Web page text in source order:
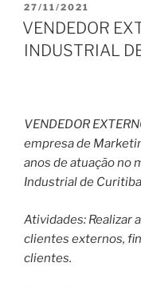
PUBLICADO
EM
27/11/2021
VENDEDOR
INDUSTRIAL
VENDEDOR
empresa de
anos de atuação no
Industrial de
Atividades: Realizar
clientes externos,
clientes.